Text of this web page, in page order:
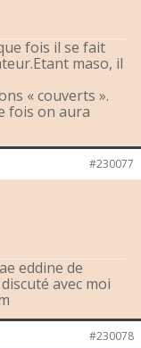
fois il se fait
maso, il
« couverts ».
fois on aura
#230077
eddine de
avec moi
#230078